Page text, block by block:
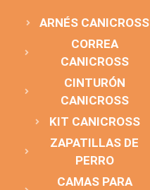
ARNÉS CANICROSS
CORREA
CANICROSS
CINTURÓN
CANICROSS
KIT CANICROSS
ZAPATILLAS DE
PERRO
CAMAS PARA